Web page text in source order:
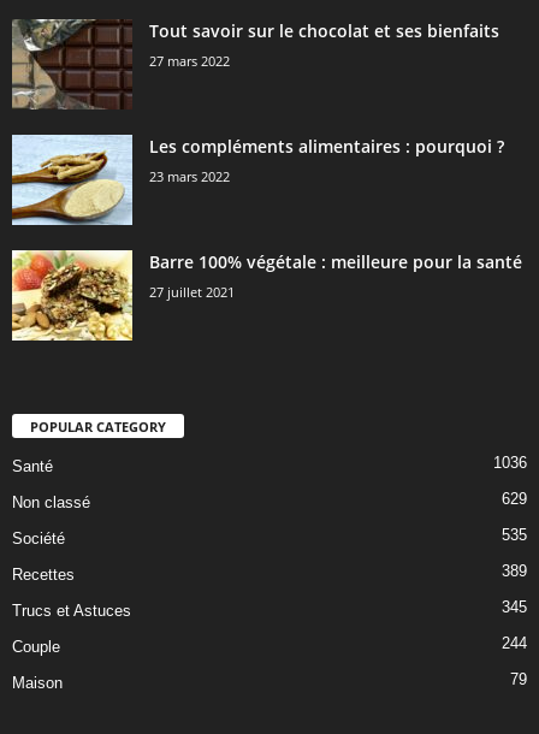
Tout savoir sur le chocolat et ses bienfaits
27 mars 2022
Les compléments alimentaires : pourquoi ?
23 mars 2022
Barre 100% végétale : meilleure pour la santé
27 juillet 2021
POPULAR CATEGORY
Santé 1036
Non classé 629
Société 535
Recettes 389
Trucs et Astuces 345
Couple 244
Maison 79